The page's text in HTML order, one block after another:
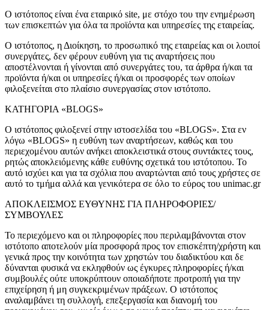
Κήπος & Αγρός
Ο ιστότοπος είναι ένα εταιρικό site, με στόχο του την ενημέρωση
των επισκεπτών για όλα τα προϊόντα και υπηρεσίες της εταιρείας.
Ο ιστότοπος, η Διοίκηση, το προσωπικό της εταιρείας και οι λοιποί
συνεργάτες, δεν φέρουν ευθύνη για τις αναρτήσεις που
αποστέλνονται ή γίνονται από συνεργάτες του, τα άρθρα ή/και τα
προϊόντα ή/και οι υπηρεσίες ή/και οι προσφορές των οποίων
φιλοξενείται στο πλαίσιο συνεργασίας στον ιστότοπο.
ΚΑΤΗΓΟΡΙΑ «BLOGS»
Ο ιστότοπος φιλοξενεί στην ιστοσελίδα του «BLOGS». Στα εν
λόγω «BLOGS» η ευθύνη των αναρτήσεων, καθώς και του
περιεχομένου αυτών ανήκει αποκλειστικά στους συντάκτες τους,
ρητώς αποκλειόμενης κάθε ευθύνης σχετικά του ιστότοπου. Το
αυτό ισχύει και για τα σχόλια που αναρτώνται από τους χρήστες σε
αυτό το τμήμα αλλά και γενικότερα σε όλο το εύρος του unimac.gr
ΑΠΟΚΛΕΙΣΜΟΣ ΕΥΘΥΝΗΣ ΓΙΑ ΠΛΗΡΟΦΟΡΙΕΣ/
ΣΥΜΒΟΥΛΕΣ
Το περιεχόμενο και οι πληροφορίες που περιλαμβάνονται στον
ιστότοπο αποτελούν μία προσφορά προς τον επισκέπτη/χρήστη και
γενικά προς την κοινότητα των χρηστών του διαδικτύου και δε
δύνανται φυσικά να εκληφθούν ως έγκυρες πληροφορίες ή/και
συμβουλές ούτε υποκρύπτουν οποιαδήποτε προτροπή για την
επιχείρηση ή μη συγκεκριμένων πράξεων. Ο ιστότοπος
αναλαμβάνει τη συλλογή, επεξεργασία και διανομή του